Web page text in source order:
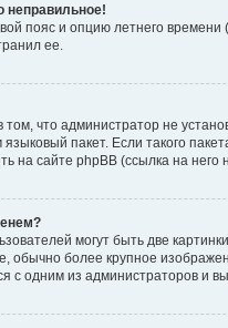
неправильное!
пояс и опцию летнего времени (
ее.
что администратор не
пакет. Если такого
сайте phpBB (ссылка на него
могут быть две
обычно более крупное
одним из администраторов и